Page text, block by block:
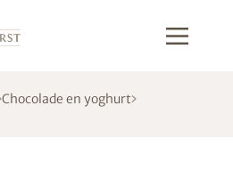
Chocolade en yoghurt